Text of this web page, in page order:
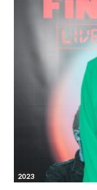
2023